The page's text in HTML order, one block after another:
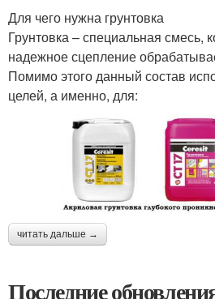
Для чего нужна грунтовка
Грунтовка – специальная смесь,
надежное сцепление
Помимо этого данный состав
целей, а именно, для:
читать дальше →
Последние